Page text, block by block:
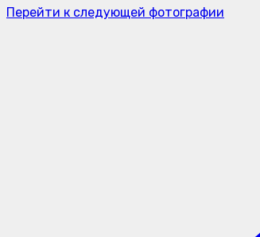
Перейти к следующей фотографии